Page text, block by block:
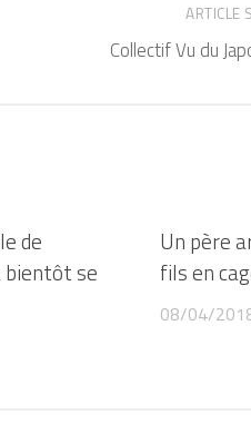
ARTICLE
Collectif Vu du
de
bientôt se
Un père
fils en
08/04/